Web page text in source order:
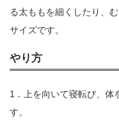
る太ももを細くしたり、
サイズです。
やり方
1．上を向いて寝転び、体
す。